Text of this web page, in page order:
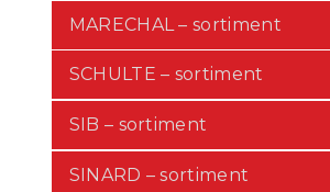
MARECHAL – sortiment
SCHULTE – sortiment
SIB – sortiment
SINARD – sortiment